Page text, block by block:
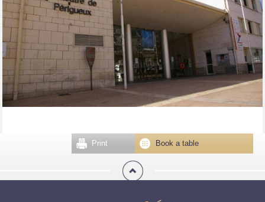
Book a table
Print